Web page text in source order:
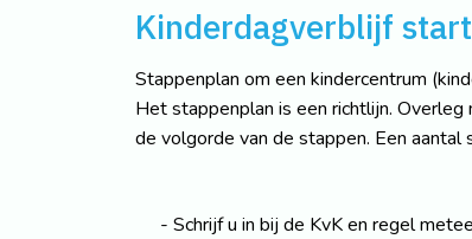
Kinderdagverblijf
Stappenplan om een kindercentrum
Het stappenplan is een richtlijn.
de volgorde van de stappen. Een
Schrijf u in bij de KvK en regel